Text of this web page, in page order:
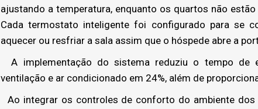
ajustando a temperatura, enquanto os quartos não
Cada termostato inteligente foi configurado para se
aquecer ou resfriar a sala assim que o hóspede abre a
A implementação do sistema reduziu o tempo de
ventilação e ar condicionado em 24%, além de
Ao integrar os controles de conforto do ambiente